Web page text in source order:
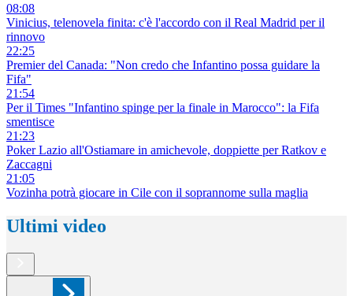
08:08
Vinicius, telenovela finita: c'è l'accordo con il Real Madrid per il
rinnovo
22:25
Premier del Canada: "Non credo che Infantino possa guidare la
Fifa"
21:54
Per il Times "Infantino spinge per la finale in Marocco": la Fifa
smentisce
21:23
Poker Lazio all'Ostiamare in amichevole, doppiette per Ratkov e
Zaccagni
21:05
Vozinha potrà giocare in Cile con il soprannome sulla maglia
Ultimi video